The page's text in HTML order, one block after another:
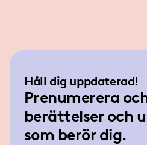
Håll dig uppdaterad!
Prenumerera
berättelser och
som berör dig.